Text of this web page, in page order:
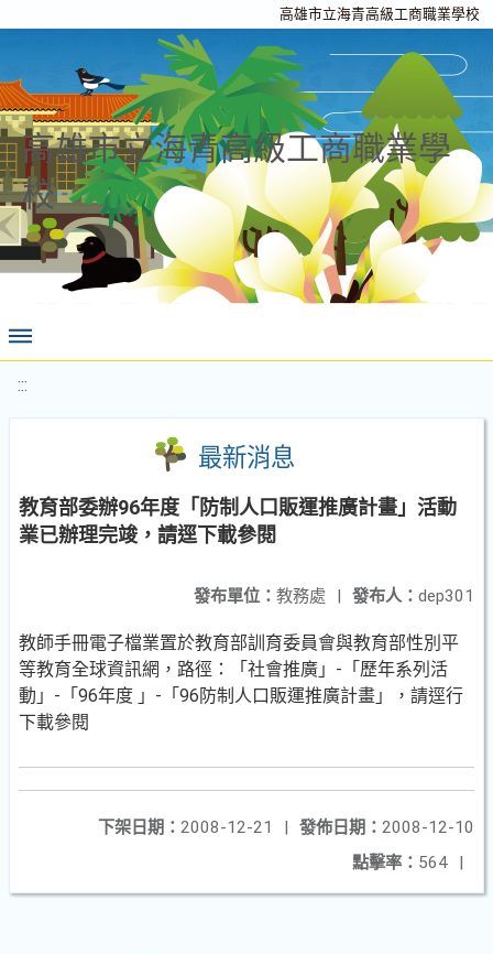
高雄市立海青高級工商職業學校
高雄市立海青高級工商職業學
校
:::
最新消息
教育部委辦96年度「防制人口販運推廣計畫」活動
業已辦理完竣，請逕下載參閱
發布人： dep301
發布單位： 教務處 |
教師手冊電子檔業置於教育部訓育委員會與教育部性別平
等教育全球資訊網，路徑：「社會推廣」-「歷年系列活
動」-「96年度 」-「96防制人口販運推廣計畫」，請逕行
下載參閱
發佈日期： 2008-12-10
下架日期： 2008-12-21
|
點擊率： 564 |